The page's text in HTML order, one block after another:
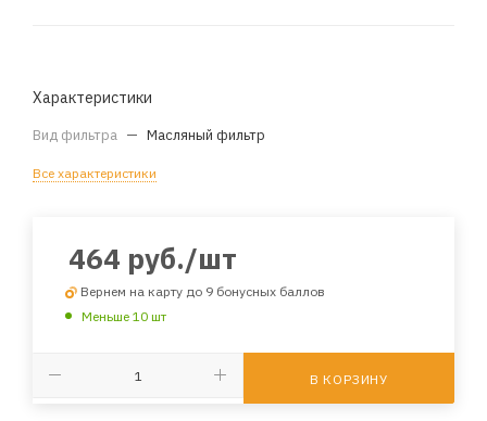
Характеристики
Вид фильтра — Масляный фильтр
Все характеристики
464 руб./шт
Вернем на карту до 9 бонусных баллов
Меньше 10 шт
В КОРЗИНУ